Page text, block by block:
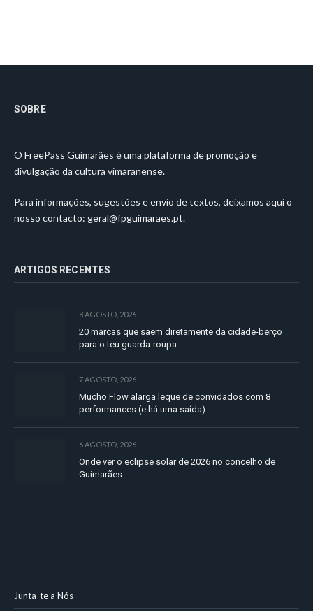
SOBRE
O FreePass Guimarães é uma plataforma de promoção e
divulgação da cultura vimaranense.
Para informações, sugestões e envio de textos, deixamos aqui o
nosso contacto: geral@fpguimaraes.pt.
ARTIGOS RECENTES
8 AGOSTO, 2026
20 marcas que saem diretamente da cidade-berço
para o teu guarda-roupa
7 AGOSTO, 2026
Mucho Flow alarga leque de convidados com 8
performances (e há uma saída)
6 AGOSTO, 2026
Onde ver o eclipse solar de 2026 no concelho de
Guimarães
Junta-te a Nós